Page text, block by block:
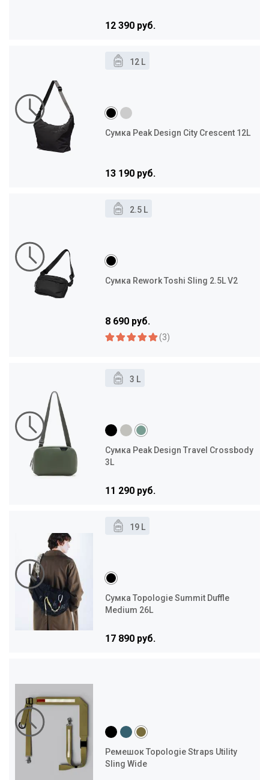
12 390 руб.
12 L
Сумка Peak Design City Crescent 12L
13 190 руб.
2.5 L
Сумка Rework Toshi Sling 2.5L V2
8 690 руб.
(3)
3 L
Сумка Peak Design Travel Crossbody
3L
11 290 руб.
19 L
Сумка Topologie Summit Duffle
Medium 26L
17 890 руб.
Ремешок Topologie Straps Utility
Sling Wide